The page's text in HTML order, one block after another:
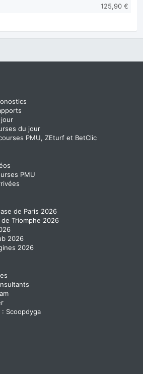
125,90 €
du jour
PMU, ZEturf et BetClic
PMU
de Paris 2026
Triomphe 2026
2026
2026
: Scoopdyga